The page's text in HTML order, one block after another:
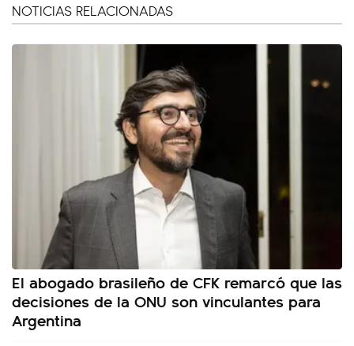
NOTICIAS RELACIONADAS
El abogado brasileño de CFK remarcó que las
decisiones de la ONU son vinculantes para
Argentina